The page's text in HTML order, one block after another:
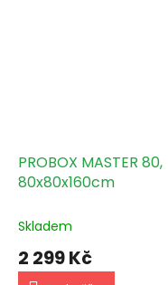
PROBOX MASTER 80,
80x80x160cm
Skladem
2 299 Kč